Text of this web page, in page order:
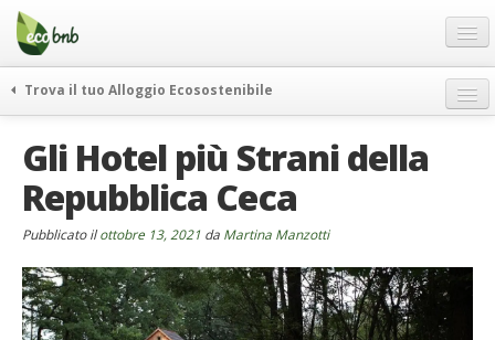
Menu
Salta
contenuto
Offerte Speciali
Regali
FAQ
Chi Siamo
Partner
Contatti
Trova il tuo Alloggio Ecosostenibile
itinerari
curiosità
vivere e viaggiare verde
ecohotel
rassegna stampa
Gli Hotel più Strani della
Repubblica Ceca
Pubblicato ilottobre 13, 2021 da Martina Manzotti